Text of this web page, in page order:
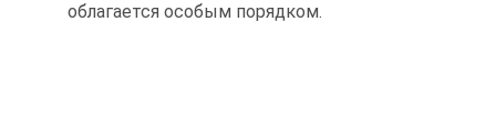
облагается особым порядком.